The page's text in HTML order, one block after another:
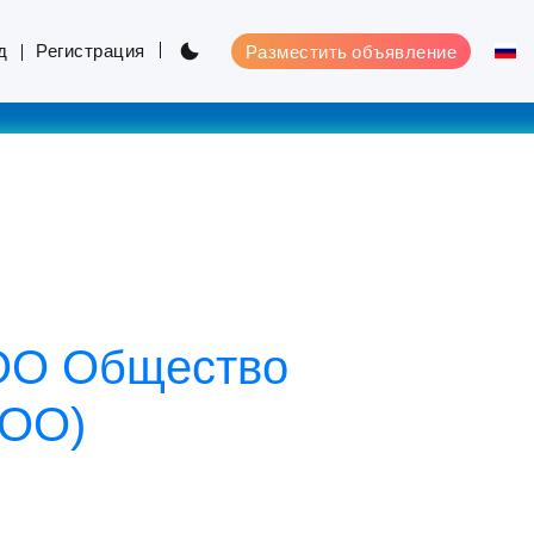
Регистрация Разместить объявление
Общество